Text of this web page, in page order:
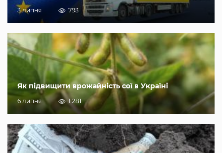
3 липня 793
Як підвищити врожайність сої в Україні
6 липня 1 281